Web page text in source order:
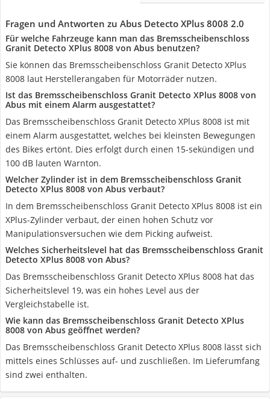
Fragen und Antworten zu Abus Detecto XPlus 8008 2.0
Für welche Fahrzeuge kann man das Bremsscheibenschloss
Granit Detecto XPlus 8008 von Abus benutzen?
Sie können das Bremsscheibenschloss Granit Detecto XPlus
8008 laut Herstellerangaben für Motorräder nutzen.
Ist das Bremsscheibenschloss Granit Detecto XPlus 8008 von
Abus mit einem Alarm ausgestattet?
Das Bremsscheibenschloss Granit Detecto XPlus 8008 ist mit
einem Alarm ausgestattet, welches bei kleinsten Bewegungen
des Bikes ertönt. Dies erfolgt durch einen 15-sekündigen und
100 dB lauten Warnton.
Welcher Zylinder ist in dem Bremsscheibenschloss Granit
Detecto XPlus 8008 von Abus verbaut?
In dem Bremsscheibenschloss Granit Detecto XPlus 8008 ist ein
XPlus-Zylinder verbaut, der einen hohen Schutz vor
Manipulationsversuchen wie dem Picking aufweist.
Welches Sicherheitslevel hat das Bremsscheibenschloss Granit
Detecto XPlus 8008 von Abus?
Das Bremsscheibenschloss Granit Detecto XPlus 8008 hat das
Sicherheitslevel 19, was ein hohes Level aus der
Vergleichstabelle ist.
Wie kann das Bremsscheibenschloss Granit Detecto XPlus
8008 von Abus geöffnet werden?
Das Bremsscheibenschloss Granit Detecto XPlus 8008 lässt sich
mittels eines Schlüsses auf- und zuschließen. Im Lieferumfang
sind zwei enthalten.